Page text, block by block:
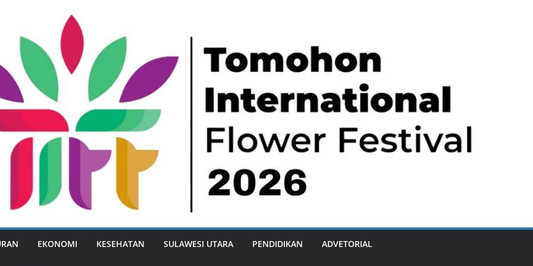
EKONOMI KESEHATAN SULAWESI UTARA PENDIDIKAN ADVETORIAL